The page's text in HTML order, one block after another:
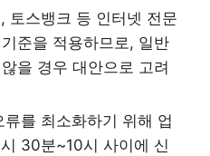
토스뱅크 등 인터넷 전문
준을 적용하므로, 일반
을 경우 대안으로 고려
류를 최소화하기 위해 업
30분~10시 사이에 신